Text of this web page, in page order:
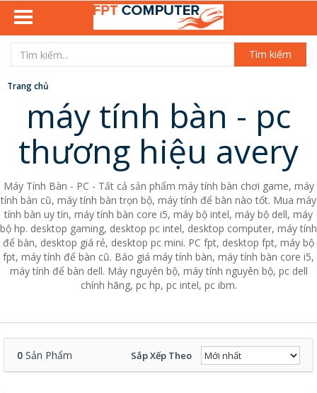
Tìm kiếm
Trang chủ
máy tính bàn - pc
thương hiệu avery
Máy Tính Bàn - PC - Tất cả sản phẩm máy tính bàn chơi game, máy
tính bàn cũ, máy tính bàn trọn bộ, máy tính để bàn nào tốt. Mua máy
tính bàn uy tín, máy tính bàn core i5, máy bộ intel, máy bộ dell, máy
bộ hp. desktop gaming, desktop pc intel, desktop computer, máy tính
để bàn, desktop giá rẻ, desktop pc mini. PC fpt, desktop fpt, máy bộ
fpt, máy tính để bàn cũ. Báo giá máy tính bàn, máy tính bàn core i5,
máy tính để bàn dell. Máy nguyên bộ, máy tính nguyên bộ, pc dell
chính hãng, pc hp, pc intel, pc ibm.
0 Sản Phẩm Sắp Xếp Theo